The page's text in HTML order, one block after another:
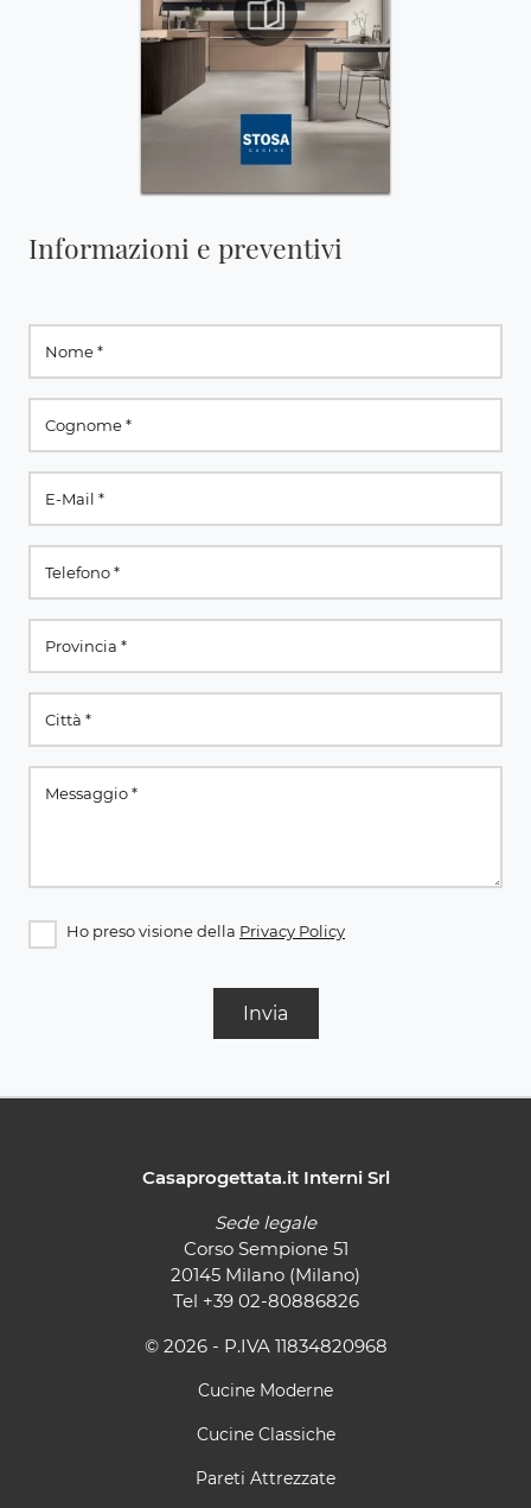
Informazioni e preventivi
Ho preso visione della Privacy Policy
Invia
Casaprogettata.it Interni Srl
Sede legale
Corso Sempione 51
20145 Milano (Milano)
Tel +39 02-80886826
© 2026 - P.IVA 11834820968
Cucine Moderne
Cucine Classiche
Pareti Attrezzate